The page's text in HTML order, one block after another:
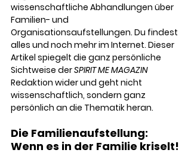
wissenschaftliche Abhandlungen über
Familien- und
Organisationsaufstellungen. Du findest
alles und noch mehr im Internet. Dieser
Artikel spiegelt die ganz persönliche
Sichtweise der SPIRIT ME MAGAZIN
Redaktion wider und geht nicht
wissenschaftlich, sondern ganz
persönlich an die Thematik heran.
Die Familienaufstellung:
Wenn es in der Familie kriselt!